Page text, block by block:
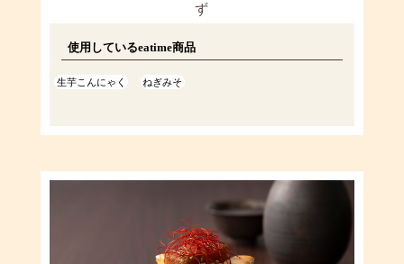
ず
使用しているeatime商品
生芋こんにゃく ねぎみそ